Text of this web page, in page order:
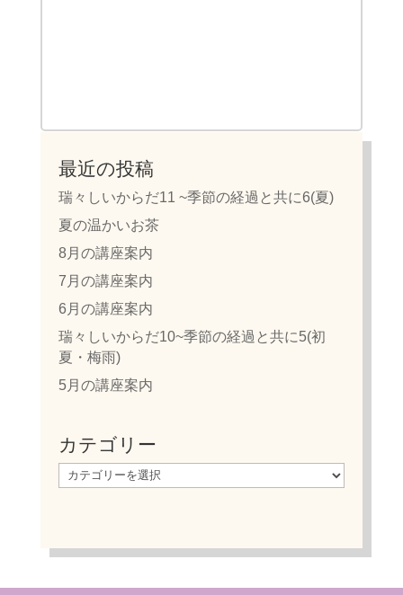
最近の投稿
瑞々しいからだ11 ~季節の経過と共に6(夏)
夏の温かいお茶
8月の講座案内
7月の講座案内
6月の講座案内
瑞々しいからだ10~季節の経過と共に5(初
夏・梅雨)
5月の講座案内
カテゴリー
カ
テ
ー